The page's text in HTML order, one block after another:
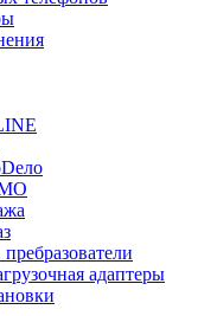
адаптеры